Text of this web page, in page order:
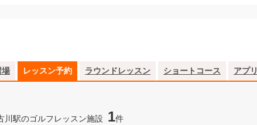
場 レッスン予約 ラウンドレッスン ショートコース アプリ
川駅のゴルフレッスン施設 1件